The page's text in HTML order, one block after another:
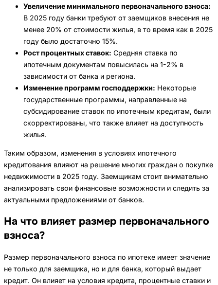
Увеличение минимального первоначального взноса:
В 2025 году банки требуют от заемщиков внесения не
менее 20% от стоимости жилья, в то время как в 2025
году было достаточно 15%.
Рост процентных ставок: Средняя ставка по
ипотечным документам повысилась на 1-2% в
зависимости от банка и региона.
Изменение программ господдержки: Некоторые
государственные программы, направленные на
субсидирование ставок по ипотечным кредитам, были
скорректированы, что также влияет на доступность
жилья.
Таким образом, изменения в условиях ипотечного
кредитования влияют на решение многих граждан о покупке
недвижимости в 2025 году. Заемщикам стоит внимательно
анализировать свои финансовые возможности и следить за
актуальными предложениями от банков.
На что влияет размер первоначального
взноса?
Размер первоначального взноса по ипотеке имеет значение
не только для заемщика, но и для банка, который выдает
кредит. Он влияет на условия кредита, процентные ставки и